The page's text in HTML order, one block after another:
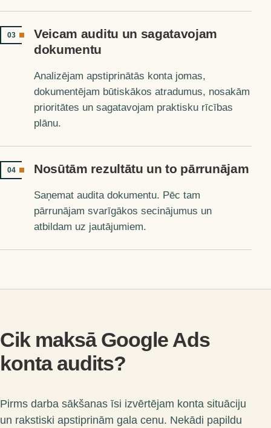
03
Veicam auditu un sagatavojam
dokumentu
Analizējam apstiprinātās konta jomas,
dokumentējam būtiskākos atradumus, nosakām
prioritātes un sagatavojam praktisku rīcības
plānu.
04 Nosūtām rezultātu un to pārrunājam
Saņemat audita dokumentu. Pēc tam
pārrunājam svarīgākos secinājumus un
atbildam uz jautājumiem.
Cik maksā Google Ads
konta audits?
Pirms darba sākšanas īsi izvērtējam konta situāciju
un rakstiski apstiprinām gala cenu. Nekādi papildu